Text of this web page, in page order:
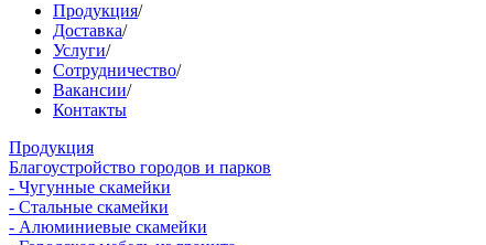
Продукция/
Доставка/
Услуги/
Сотрудничество/
Вакансии/
Контакты
Продукция
Благоустройство городов и парков
- Чугунные скамейки
- Стальные скамейки
- Алюминиевые скамейки